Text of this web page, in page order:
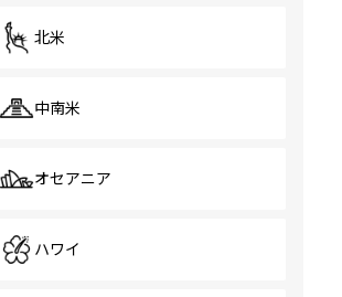
北米
中南米
オセアニア
ハワイ